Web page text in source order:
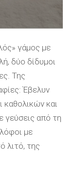
γάμος με
δύο δίδυμοι
Της
Έβελυν
καθολικών και
γεύσεις από τη
με
λιτό, της